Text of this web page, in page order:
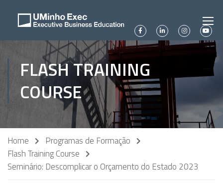
FLASH TRAINING
COURSE
Home
Programas de Formação
Flash Training Course
Seminário: Descomplicar o Orçamento do Estado 2023